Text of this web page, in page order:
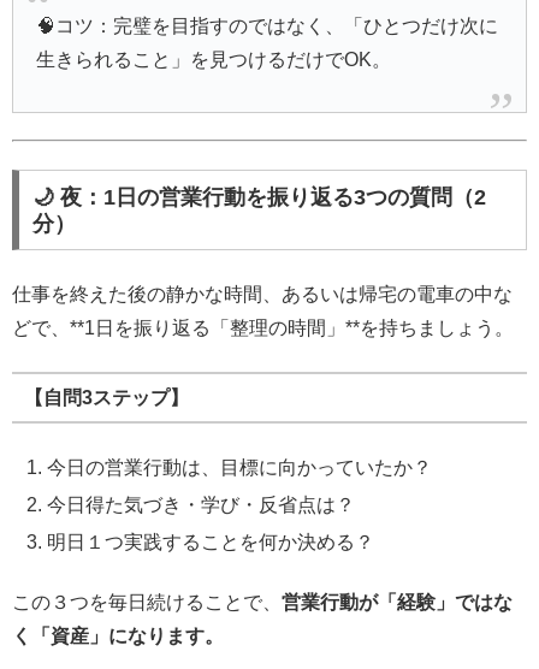
🧠コツ：完璧を目指すのではなく、「ひとつだけ次に
生きられること」を見つけるだけでOK。
🌙 夜：1日の営業行動を振り返る3つの質問（2
分）
仕事を終えた後の静かな時間、あるいは帰宅の電車の中な
どで、**1日を振り返る「整理の時間」**を持ちましょう。
【自問3ステップ】
今日の営業行動は、目標に向かっていたか？
今日得た気づき・学び・反省点は？
明日１つ実践することを何か決める？
この３つを毎日続けることで、 営業行動が「経験」ではな
く「資産」になります。